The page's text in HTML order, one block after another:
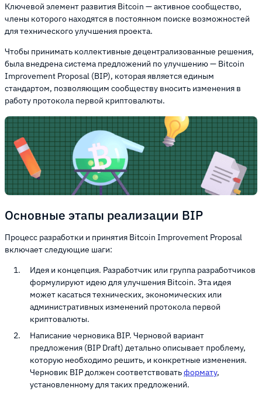
Ключевой элемент развития Bitcoin — активное сообщество,
члены которого находятся в постоянном поиске возможностей
для технического улучшения проекта.
Чтобы принимать коллективные децентрализованные решения,
была внедрена система предложений по улучшению — Bitcoin
Improvement Proposal (BIP), которая является единым
стандартом, позволяющим сообществу вносить изменения в
работу протокола первой криптовалюты.
Основные этапы реализации BIP
Процесс разработки и принятия Bitcoin Improvement Proposal
включает следующие шаги:
Идея и концепция. Разработчик или группа разработчиков
формулируют идею для улучшения Bitcoin. Эта идея
может касаться технических, экономических или
административных изменений протокола первой
криптовалюты.
Написание черновика BIP. Черновой вариант
предложения (BIP Draft) детально описывает проблему,
которую необходимо решить, и конкретные изменения.
Черновик BIP должен соответствоватьформату,
установленному для таких предложений.